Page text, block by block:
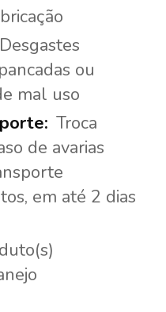
Desgastes
ou
mal uso
Troca
de avarias
em até 2 dias